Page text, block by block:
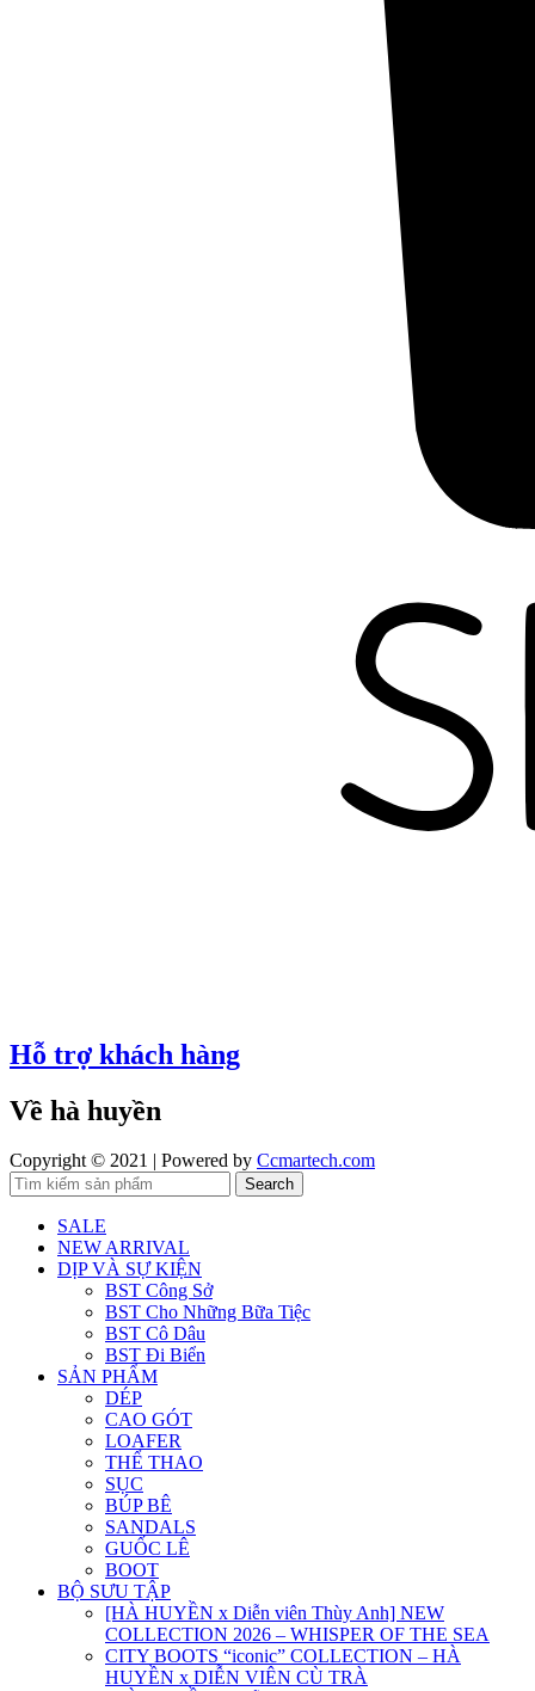
Hỗ trợ khách hàng
Về hà huyền
Copyright © 2021 | Powered by Ccmartech.com
Search
SALE
NEW ARRIVAL
DỊP VÀ SỰ KIỆN
BST Công Sở
BST Cho Những Bữa Tiệc
BST Cô Dâu
BST Đi Biển
SẢN PHẨM
DÉP
CAO GÓT
LOAFER
THỂ THAO
SỤC
BÚP BÊ
SANDALS
GUỐC LÊ
BOOT
BỘ SƯU TẬP
[HÀ HUYỀN x Diễn viên Thùy Anh] NEW
COLLECTION 2026 – WHISPER OF THE SEA
CITY BOOTS “iconic” COLLECTION – HÀ
HUYỀN x DIỄN VIÊN CÙ TRÀ